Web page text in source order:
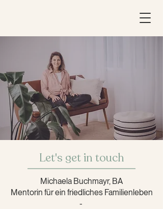
Let's get in touch
Michaela Buchmayr, BA
Mentorin für ein friedliches Familienleben
-